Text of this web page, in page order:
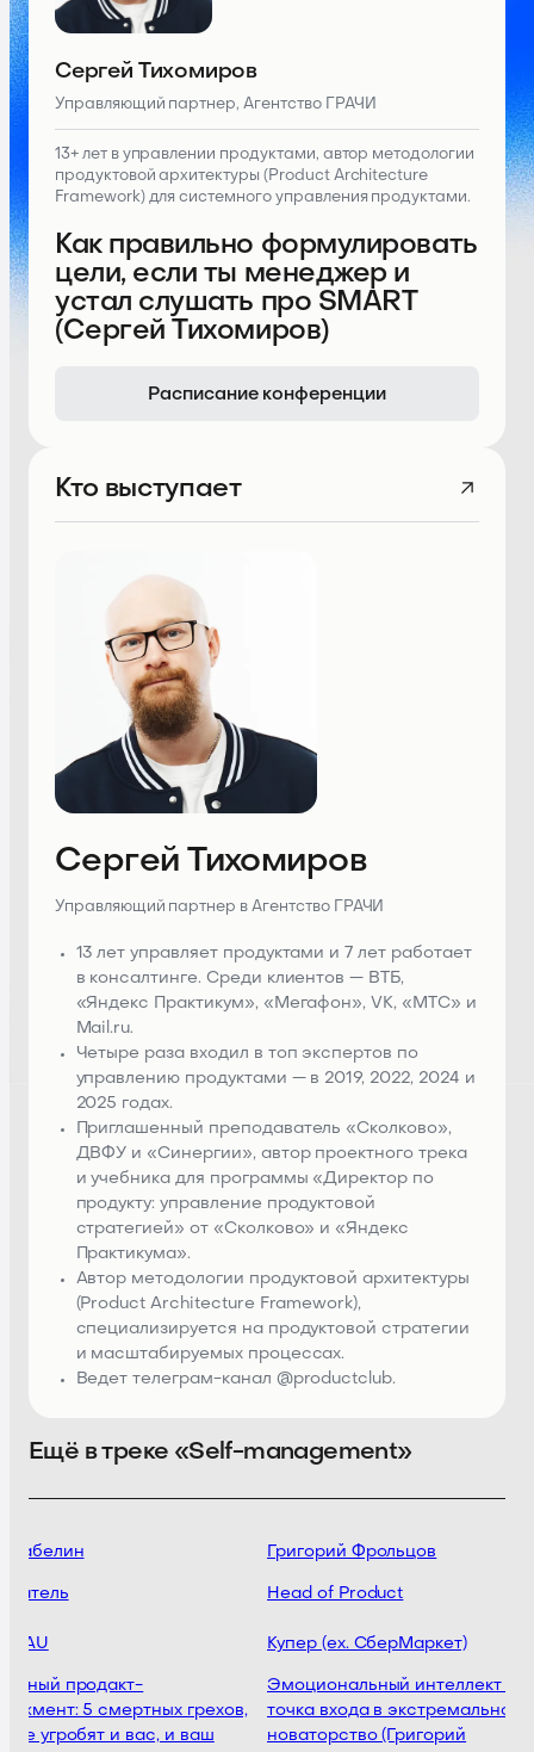
Как правильно формулировать
цели, если ты менеджер и
устал слушать про SMART
(Сергей Тихомиров)
Сергей Тихомиров
Управляющий партнер, Агентство ГРАЧИ
13+ лет в управлении продуктами, автор методологии
продуктовой архитектуры (Product Architecture
Framework) для системного управления продуктами.
Расписание конференции
Кто выступает
Сергей Тихомиров
Управляющий партнер в Агентство ГРАЧИ
13 лет управляет продуктами и 7 лет работает
в консалтинге. Среди клиентов — ВТБ,
«Яндекс Практикум», «Мегафон», VK, «МТС» и
Mail.ru.
Четыре раза входил в топ экспертов по
управлению продуктами — в 2019, 2022, 2024 и
2025 годах.
Приглашенный преподаватель «Сколково»,
ДВФУ и «Синергии», автор проектного трека
и учебника для программы «Директор по
продукту: управление продуктовой
стратегией» от «Сколково» и «Яндекс
Практикума».
Автор методологии продуктовой архитектуры
(Product Architecture Framework),
специализируется на продуктовой стратегии
и масштабируемых процессах.
Ведет телеграм-канал @productclub.
Ещё в треке «Self-management»
продакт-
5 смертных грехов,
угробят и вас, и ваш
Григорий Фрольцов
Head of Product
Купер (ex. СберМаркет)
Эмоциональный интеллект как
точка входа в экстремальное
новаторство (Григорий